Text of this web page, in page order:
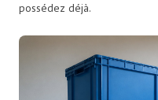
possédez déjà.